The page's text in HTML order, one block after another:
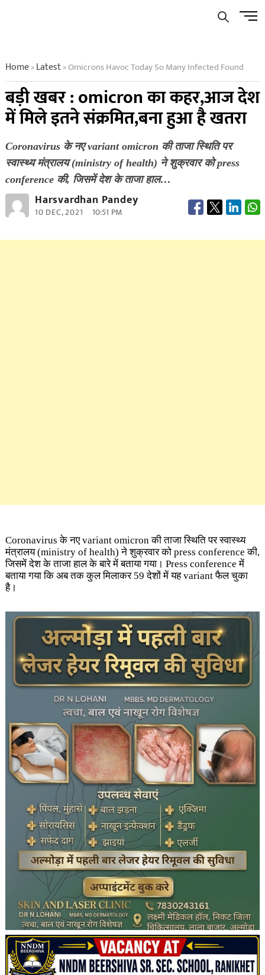
Menu
Home»Latest»Omicrons Havoc Today So Many Infected Found
बड़ी खबर : omicron का कहर,आज देश
में मिले इतने संक्रमित,बना हुआ है खतरा
Coronavirus के नए variant omicron की ताजा स्थिति पर
स्‍वास्‍थ्‍य मंत्रालय (ministry of health) ने शुक्रवार को press
conference की, जिसमें देश के ताजा हाल…
Harsvardhan Pandey
10 DEC, 2021 10:51 PM
Coronavirus के नए variant omicron की ताजा स्थिति पर स्‍वास्‍थ्‍य
मंत्रालय (ministry of health) ने शुक्रवार को press conference की,
जिसमें देश के ताजा हाल के बारे में बताया गया। Press conference में
बताया गया कि अब तक कुल मिलाकर 59 देशों में यह variant फैल चुका
है।